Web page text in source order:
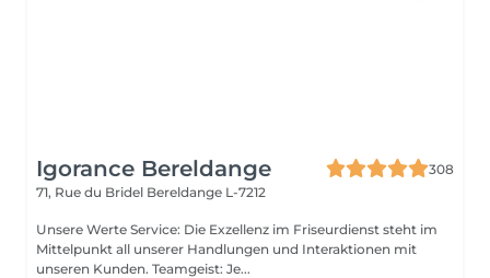
Igorance Bereldange
308
71, Rue du Bridel Bereldange L-7212
Unsere Werte Service: Die Exzellenz im Friseurdienst steht im
Mittelpunkt all unserer Handlungen und Interaktionen mit
unseren Kunden. Teamgeist: Je...